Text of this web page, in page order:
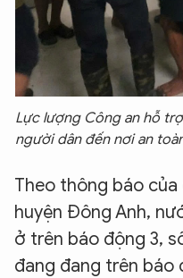
Lực lượng Công an hỗ
người dân đến nơi an
Theo thông báo
huyện Đông Anh,
ở trên báo động 3,
đang đang trên báo